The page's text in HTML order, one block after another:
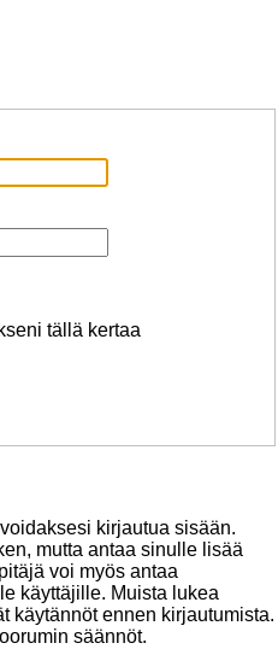
tällä kertaa
kirjautua sisään.
mutta antaa sinulle lisää
voi myös antaa
käyttäjille. Muista lukea
käytännöt ennen kirjautumista.
säännöt.